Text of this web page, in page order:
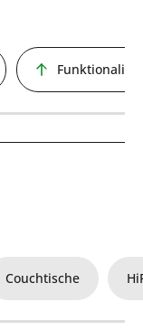
Funktionalität
Couchtische